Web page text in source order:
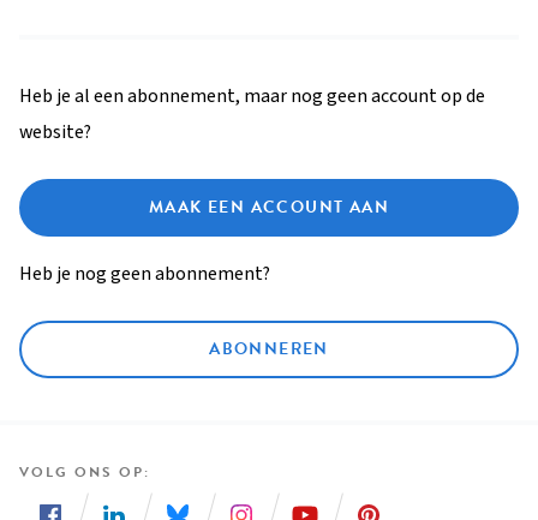
Heb je al een abonnement, maar nog geen account op de
website?
MAAK EEN ACCOUNT AAN
Heb je nog geen abonnement?
ABONNEREN
VOLG ONS OP